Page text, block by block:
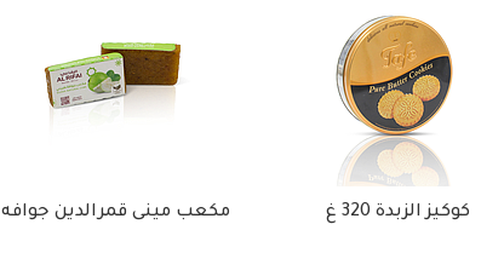
مكعب مينى قمرالدين جوافه كوكيز الزبدة 320 غ